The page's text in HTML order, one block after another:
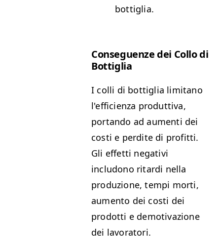
bottiglia.
Conseguenze dei Collo di
Bottiglia
I colli di bottiglia limitano
l'efficienza produttiva,
portando ad aumenti dei
costi e perdite di profitti.
Gli effetti negativi
includono ritardi nella
produzione, tempi morti,
aumento dei costi dei
prodotti e demotivazione
dei lavoratori.